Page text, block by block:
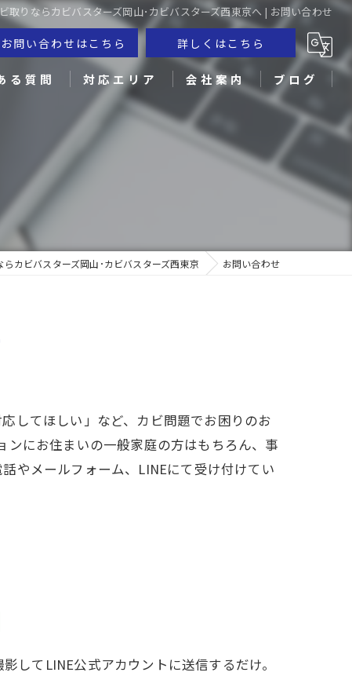
取りならカビバスターズ岡山･カビバスターズ西東京へ | お問い合わせ
お問い合わせはこちら 詳しくはこちら
る質問 対応エリア 会社案内 ブログ
カビバスターズ岡山･カビバスターズ西東京 お問い合わせ
してほしい」など、カビ問題でお困りのお
にお住まいの一般家庭の方はもちろん、事
やメールフォーム、LINEにて受け付けてい
してLINE公式アカウントに送信するだけ。